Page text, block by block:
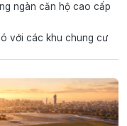
ngàn căn hộ cao cấp
với các khu chung cư